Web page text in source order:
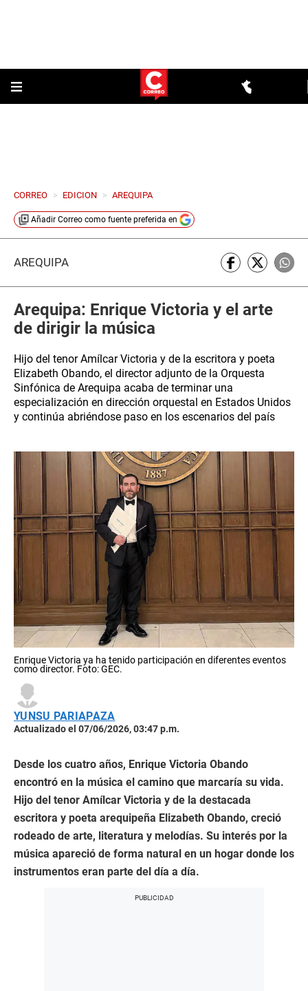
CORREO > EDICION > AREQUIPA
Añadir Correo como fuente preferida en
AREQUIPA
Arequipa: Enrique Victoria y el arte
de dirigir la música
Hijo del tenor Amílcar Victoria y de la escritora y poeta
Elizabeth Obando, el director adjunto de la Orquesta
Sinfónica de Arequipa acaba de terminar una
especialización en dirección orquestal en Estados Unidos
y continúa abriéndose paso en los escenarios del país
Enrique Victoria ya ha tenido participación en diferentes eventos
como director. Foto: GEC.
YUNSU PARIAPAZA
Actualizado el 07/06/2026, 03:47 p.m.
Desde los cuatro años, Enrique Victoria Obando
encontró en la música el camino que marcaría su vida.
Hijo del tenor Amílcar Victoria y de la destacada
escritora y poeta arequipeña Elizabeth Obando, creció
rodeado de arte, literatura y melodías. Su interés por la
música apareció de forma natural en un hogar donde los
instrumentos eran parte del día a día.